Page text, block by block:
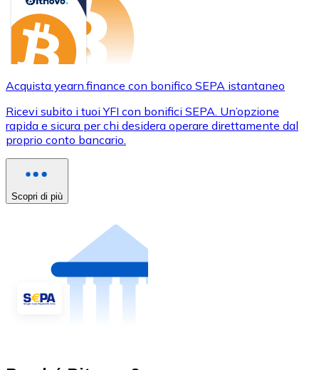
Acquista yearn.finance con bonifico SEPA istantaneo
Ricevi subito i tuoi YFI con bonifici SEPA. Un’opzione
rapida e sicura per chi desidera operare direttamente dal
proprio conto bancario.
Scopri di più